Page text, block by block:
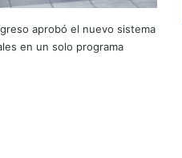
aprobó el nuevo sistema
en un solo programa